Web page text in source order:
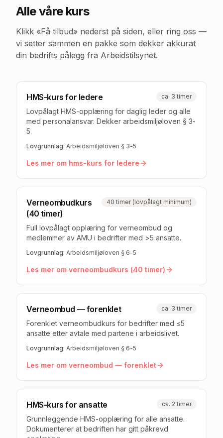
Alle våre kurs
Klikk «Få tilbud» nederst på siden, eller ring oss —
vi setter sammen en pakke som dekker akkurat
din bedrifts pålegg fra Arbeidstilsynet.
HMS-kurs for ledere ca. 3 timer
Lovpålagt HMS-opplæring for daglig leder og alle
med personalansvar. Dekker arbeidsmiljøloven § 3-
5.
Lovgrunnlag: Arbeidsmiljøloven § 3-5
Les mer om hms-kurs for ledere
Verneombudkurs
(40 timer)
40 timer (lovpålagt minimum)
Full lovpålagt opplæring for verneombud og
medlemmer av AMU i bedrifter med >5 ansatte.
Lovgrunnlag: Arbeidsmiljøloven § 6-5
Les mer om verneombudkurs (40 timer)
Verneombud — forenklet ca. 3 timer
Forenklet verneombudkurs for bedrifter med ≤5
ansatte etter avtale med partene i arbeidslivet.
Lovgrunnlag: Arbeidsmiljøloven § 6-5
Les mer om verneombud — forenklet
HMS-kurs for ansatte ca. 2 timer
Grunnleggende HMS-opplæring for alle ansatte.
Dokumenterer at bedriften har gitt påkrevd